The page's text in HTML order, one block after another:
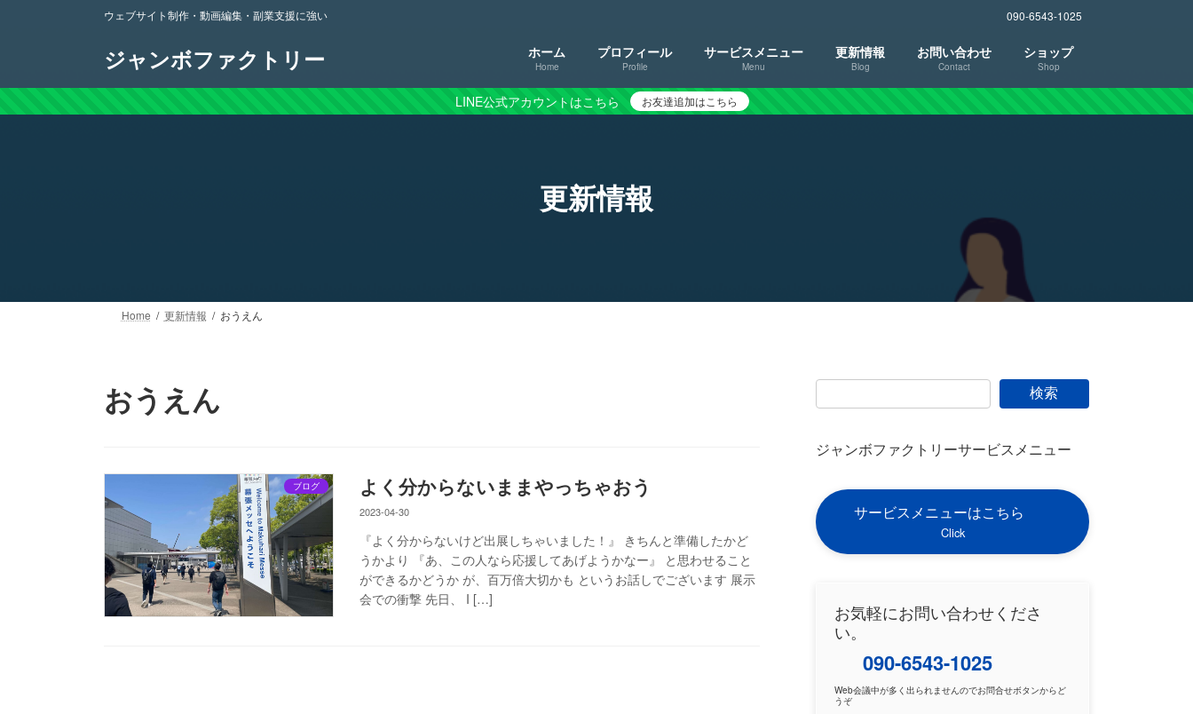
ツ
へ
シ
ョ
ウェブサイト制作・動画編集・副業支援に強い 090-6543-1025
ジャンボファクトリー ホーム
Home
プロフィール
Profile
サービスメニュー
Menu
更新情報
Blog
お問い合わせ
Contact
ショップ
Shop
LINE公式アカウントはこちら お友達追加はこちら
更新情報
Home 更新情報 おうえん
おうえん
ブログ よく分からないままやっちゃおう
2023-04-30
『よく分からないけど出展しちゃいました！』 きちんと準備したかど
うかより 『あ、この人なら応援してあげようかなー』 と思わせること
ができるかどうか が、百万倍大切かも というお話しでございます 展示
会での衝撃 先日、 I […]
検索
ジャンボファクトリーサービスメニュー
サービスメニューはこちら
Click
お気軽にお問い合わせくださ
い。
090-6543-1025
Web会議中が多く出られませんのでお問合せボタンからど
うぞ